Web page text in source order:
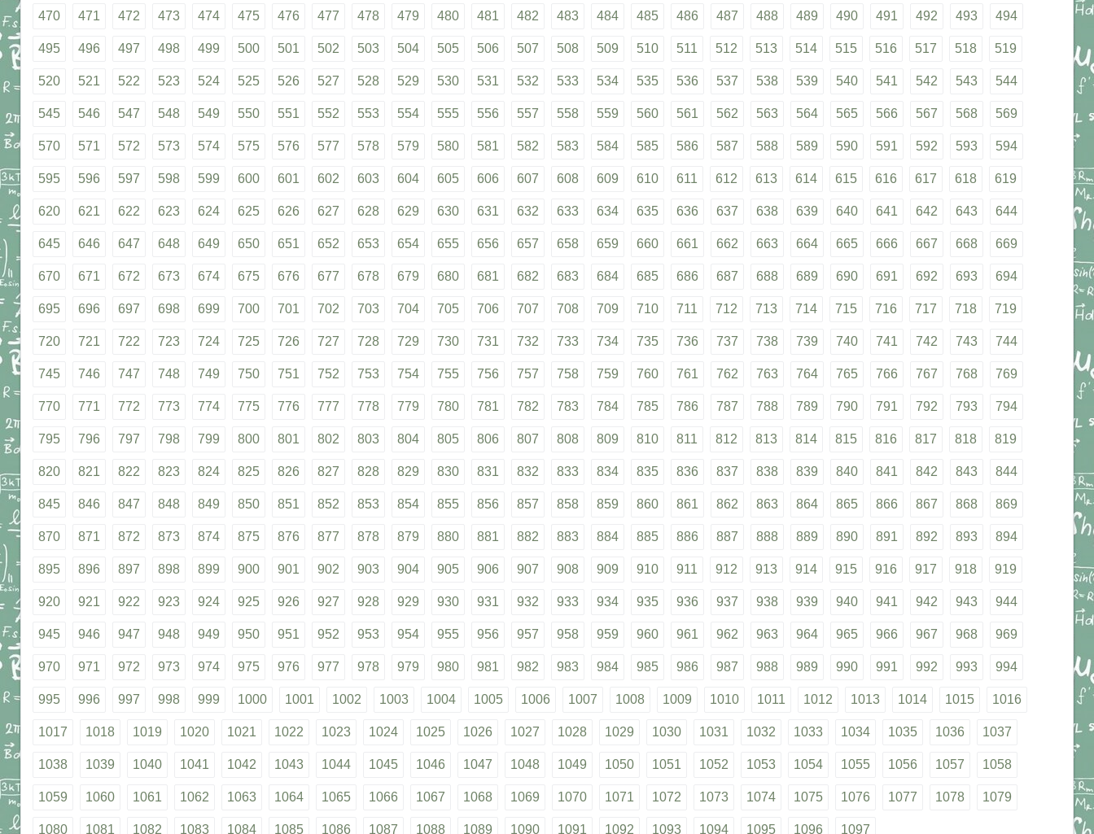
470 471 472 473 474 475 476 477 478 479 480 481 482 483 484 485 486 487 488 489 490 491 492 493 494
495 496 497 498 499 500 501 502 503 504 505 506 507 508 509 510 511 512 513 514 515 516 517 518 519
520 521 522 523 524 525 526 527 528 529 530 531 532 533 534 535 536 537 538 539 540 541 542 543 544
545 546 547 548 549 550 551 552 553 554 555 556 557 558 559 560 561 562 563 564 565 566 567 568 569
570 571 572 573 574 575 576 577 578 579 580 581 582 583 584 585 586 587 588 589 590 591 592 593 594
595 596 597 598 599 600 601 602 603 604 605 606 607 608 609 610 611 612 613 614 615 616 617 618 619
620 621 622 623 624 625 626 627 628 629 630 631 632 633 634 635 636 637 638 639 640 641 642 643 644
645 646 647 648 649 650 651 652 653 654 655 656 657 658 659 660 661 662 663 664 665 666 667 668 669
670 671 672 673 674 675 676 677 678 679 680 681 682 683 684 685 686 687 688 689 690 691 692 693 694
695 696 697 698 699 700 701 702 703 704 705 706 707 708 709 710 711 712 713 714 715 716 717 718 719
720 721 722 723 724 725 726 727 728 729 730 731 732 733 734 735 736 737 738 739 740 741 742 743 744
745 746 747 748 749 750 751 752 753 754 755 756 757 758 759 760 761 762 763 764 765 766 767 768 769
770 771 772 773 774 775 776 777 778 779 780 781 782 783 784 785 786 787 788 789 790 791 792 793 794
795 796 797 798 799 800 801 802 803 804 805 806 807 808 809 810 811 812 813 814 815 816 817 818 819
820 821 822 823 824 825 826 827 828 829 830 831 832 833 834 835 836 837 838 839 840 841 842 843 844
845 846 847 848 849 850 851 852 853 854 855 856 857 858 859 860 861 862 863 864 865 866 867 868 869
870 871 872 873 874 875 876 877 878 879 880 881 882 883 884 885 886 887 888 889 890 891 892 893 894
895 896 897 898 899 900 901 902 903 904 905 906 907 908 909 910 911 912 913 914 915 916 917 918 919
920 921 922 923 924 925 926 927 928 929 930 931 932 933 934 935 936 937 938 939 940 941 942 943 944
945 946 947 948 949 950 951 952 953 954 955 956 957 958 959 960 961 962 963 964 965 966 967 968 969
970 971 972 973 974 975 976 977 978 979 980 981 982 983 984 985 986 987 988 989 990 991 992 993 994
995 996 997 998 999 1000 1001 1002 1003 1004 1005 1006 1007 1008 1009 1010 1011 1012 1013 1014 1015 1016
1017 1018 1019 1020 1021 1022 1023 1024 1025 1026 1027 1028 1029 1030 1031 1032 1033 1034 1035 1036 1037
1038 1039 1040 1041 1042 1043 1044 1045 1046 1047 1048 1049 1050 1051 1052 1053 1054 1055 1056 1057 1058
1059 1060 1061 1062 1063 1064 1065 1066 1067 1068 1069 1070 1071 1072 1073 1074 1075 1076 1077 1078 1079
1080 1081 1082 1083 1084 1085 1086 1087 1088 1089 1090 1091 1092 1093 1094 1095 1096 1097